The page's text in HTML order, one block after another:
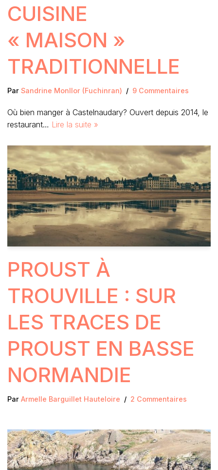
CUISINE
« MAISON »
TRADITIONNELLE
Par Sandrine Monllor (Fuchinran) 9 Commentaires
Où bien manger à Castelnaudary? Ouvert depuis 2014, le
restaurant… Lire la suite »
PROUST À
TROUVILLE : SUR
LES TRACES DE
PROUST EN BASSE
NORMANDIE
Par Armelle Barguillet Hauteloire 2 Commentaires